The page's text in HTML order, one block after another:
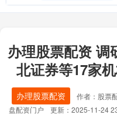
办理股票配资 调
北证券等17家
办理股票配资 作者：股票
盘配资门户
更新：2025-11-24